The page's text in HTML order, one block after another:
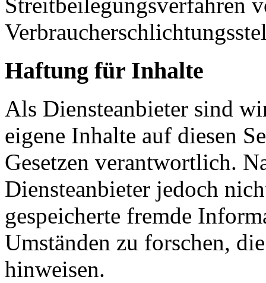
Haftung für Inhalte
Als Diensteanbieter sind
eigene Inhalte auf diesen
Gesetzen verantwortlich.
Diensteanbieter jedoch
gespeicherte fremde
Umständen zu forschen,
hinweisen.